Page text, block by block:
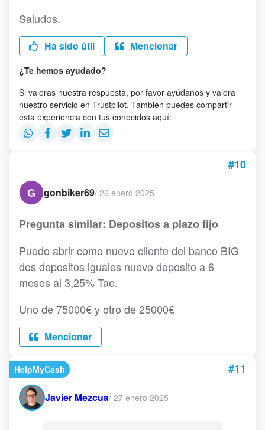
Saludos.
Ha sido útil Mencionar
¿Te hemos ayudado?
Si valoras nuestra respuesta, por favor ayúdanos y valora
nuestro servicio en Trustpilot. También puedes compartir
esta experiencia con tus conocidos aquí:
#10
G
gonbiker69/ 26 enero 2025
Pregunta similar: Depositos a plazo fijo
Puedo abrir como nuevo cliente del banco BIG
dos depositos iguales nuevo deposito a 6
meses al 3,25% Tae.
Uno de 75000€ y otro de 25000€
Mencionar
HelpMyCash #11
Javier Mezcua/ 27 enero 2025